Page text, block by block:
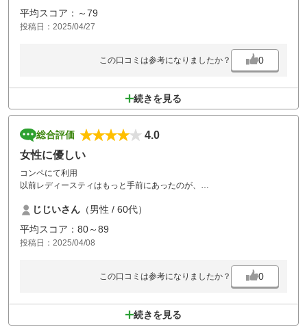
います。
次回は青からお世話になりたいと思います。
平均スコア：～79
投稿日：2025/04/27
この口コミは参考になりましたか？ 0
続きを見る
総合評価
4.0
女性に優しい
コンペにて利用
以前レディースティはもっと手前にあったのが、
女性に優しいゴルフ場になりましが、飛ばす人ならセカンドはアイアン
しか使わなかったとの報告もw
じじいさん （男性 / 60代）
平均スコア：80～89
投稿日：2025/04/08
この口コミは参考になりましたか？ 0
続きを見る